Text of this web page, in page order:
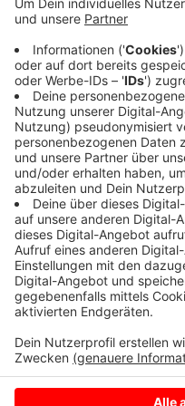
Bei Kontrollen an vier
festgestellt.
Stopschilder ignoriert.
fahren mit dem Handy
auf der falschen Seite.
außerdem nicht
gefahren.
Anzeige
Anzeige